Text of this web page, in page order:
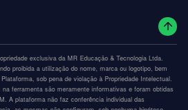
exclusiva da MR Educação & Tecnologia Ltda.
proibida a utilização do nome, marca ou logotipo, bem
sob pena de violação à Propriedade Intelectual.
ferramenta são meramente informativas e foram obtidas
A plataforma não faz conferência individual das